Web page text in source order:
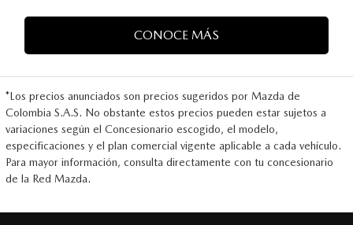
CONOCE MÁS
*Los precios anunciados son precios sugeridos por Mazda de
Colombia S.A.S. No obstante estos precios pueden estar sujetos a
variaciones según el Concesionario escogido, el modelo,
especificaciones y el plan comercial vigente aplicable a cada vehículo.
Para mayor información, consulta directamente con tu concesionario
de la Red Mazda.